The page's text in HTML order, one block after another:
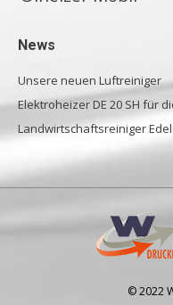
News
Unsere neuen Luftreiniger
Elektroheizer DE 20 SH für
Landwirtschaftsreiniger
© 2022